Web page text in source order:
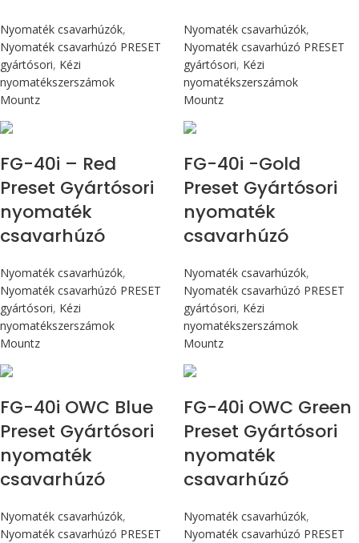
Nyomaték csavarhúzók,
Nyomaték csavarhúzó PRESET
gyártósori, Kézi
nyomatékszerszámok
Mountz
Nyomaték csavarhúzók,
Nyomaték csavarhúzó PRESET
gyártósori, Kézi
nyomatékszerszámok
Mountz
FG-40i – Red
Preset Gyártósori
nyomaték
csavarhúzó
Nyomaték csavarhúzók,
Nyomaték csavarhúzó PRESET
gyártósori, Kézi
nyomatékszerszámok
Mountz
FG-40i -Gold
Preset Gyártósori
nyomaték
csavarhúzó
Nyomaték csavarhúzók,
Nyomaték csavarhúzó PRESET
gyártósori, Kézi
nyomatékszerszámok
Mountz
FG-40i OWC Blue
Preset Gyártósori
nyomaték
csavarhúzó
Nyomaték csavarhúzók,
Nyomaték csavarhúzó PRESET
FG-40i OWC Green
Preset Gyártósori
nyomaték
csavarhúzó
Nyomaték csavarhúzók,
Nyomaték csavarhúzó PRESET